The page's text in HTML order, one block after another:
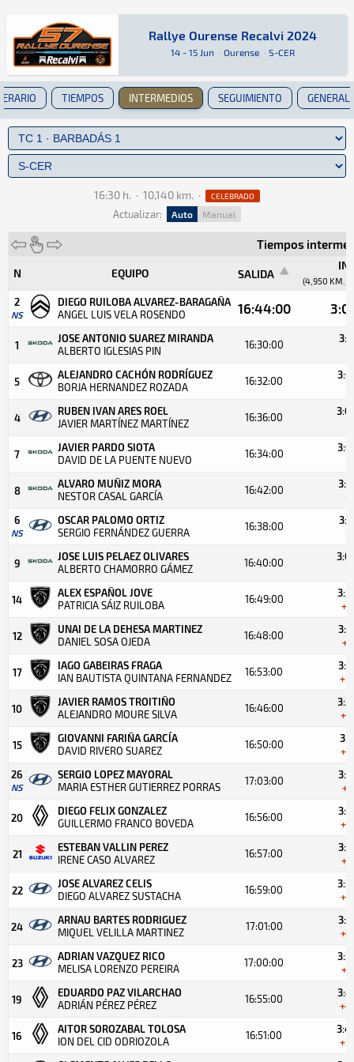
Rallye Ourense Recalvi 2024
Rallye Ourense Recalvi 2024
14 - 15 Jun · Ourense · S-CER
Rally · Rallye Ourense Recalvi 2024 · S-
Ourense
TIEMPOS INTERMEDIOS SEGUIMIENTO GENERAL
16:30 h. · 10,140 km. · CELEBRADO
Actualizar: Auto Manual
Tiempos
N EQUIPO SALIDA
(4,950 KM.)
2
NS
DIEGO RUILOBA ALVAREZ-BARAGAÑA
ANGEL LUIS VELA ROSENDO 16:44:00
1
JOSE ANTONIO SUAREZ MIRANDA
ALBERTO IGLESIAS PIN 16:30:00
5
ALEJANDRO CACHÓN RODRÍGUEZ
BORJA HERNANDEZ ROZADA 16:32:00
4
RUBEN IVAN ARES ROEL
JAVIER MARTÍNEZ MARTÍNEZ 16:36:00
7
JAVIER PARDO SIOTA
DAVID DE LA PUENTE NUEVO 16:34:00
8
ALVARO MUÑIZ MORA
NESTOR CASAL GARCÍA 16:42:00
6
NS
OSCAR PALOMO ORTIZ
SERGIO FERNÁNDEZ GUERRA 16:38:00
9
JOSE LUIS PELAEZ OLIVARES
ALBERTO CHAMORRO GÁMEZ 16:40:00
14
ALEX ESPAÑOL JOVE
PATRICIA SÁIZ RUILOBA 16:49:00
12
UNAI DE LA DEHESA MARTINEZ
DANIEL SOSA OJEDA 16:48:00
17
IAGO GABEIRAS FRAGA
IAN BAUTISTA QUINTANA FERNANDEZ 16:53:00
10
JAVIER RAMOS TROITIÑO
ALEJANDRO MOURE SILVA 16:46:00
15
GIOVANNI FARIÑA GARCÍA
DAVID RIVERO SUAREZ 16:50:00
26
NS
SERGIO LOPEZ MAYORAL
MARIA ESTHER GUTIERREZ PORRAS 17:03:00
20
DIEGO FELIX GONZALEZ
GUILLERMO FRANCO BOVEDA 16:56:00
21
ESTEBAN VALLIN PEREZ
IRENE CASO ALVAREZ 16:57:00
22
JOSE ALVAREZ CELIS
DIEGO ALVAREZ SUSTACHA 16:59:00
24
ARNAU BARTES RODRIGUEZ
MIQUEL VELILLA MARTINEZ 17:01:00
23
ADRIAN VAZQUEZ RICO
MELISA LORENZO PEREIRA 17:00:00
19
EDUARDO PAZ VILARCHAO
ADRIÁN PÉREZ PÉREZ 16:55:00
16
AITOR SOROZABAL TOLOSA
ION DEL CID ODRIOZOLA 16:51:00